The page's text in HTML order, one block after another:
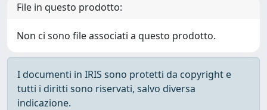
File in questo prodotto:
Non ci sono file associati a questo prodotto.
I documenti in IRIS sono protetti da copyright e
tutti i diritti sono riservati, salvo diversa
indicazione.